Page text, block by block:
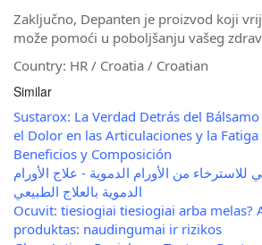
Zaključno, Depanten je proizvod koji
može pomoći u poboljšanju vašeg
Country: HR / Croatia / Croatian
Similar
Sustarox: La Verdad Detrás del
el Dolor en las Articulaciones y la
Beneficios y Composición
من الأورام الدموية - علاج الأورام
الدموية بالعلاج الطبيعي
Ocuvit: tiesiogiai tiesiogiai arba melas?
produktas: naudingumai ir rizikos